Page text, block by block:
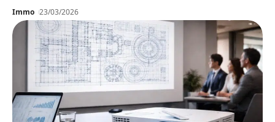
Immo 23/03/2026